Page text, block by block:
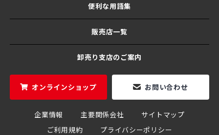
便利な用語集
販売店一覧
卸売り支店のご案内
オンラインショップ お問い合わせ
企業情報 主要関係会社
サイトマップ
ご利用規約
プライバシーポリシー